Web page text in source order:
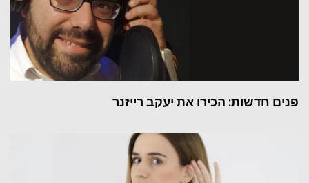
פנים חדשות: הכירו את יעקב רייזנר